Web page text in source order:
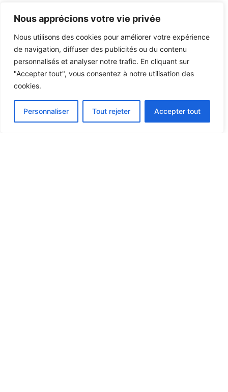
Nous apprécions votre vie privée
Nous utilisons des cookies pour améliorer votre expérience
de navigation, diffuser des publicités ou du contenu
personnalisés et analyser notre trafic. En cliquant sur
"Accepter tout", vous consentez à notre utilisation des
cookies.
Personnaliser Tout rejeter Accepter tout
Les droits que vous avez
sur vos données
Texte suggéré :Si vous avez un compte ou si vous
avez laissé des commentaires sur le site, vous
pouvez demander à recevoir un fichier contenant
toutes les données personnelles que nous
possédons à votre sujet, incluant celles que vous